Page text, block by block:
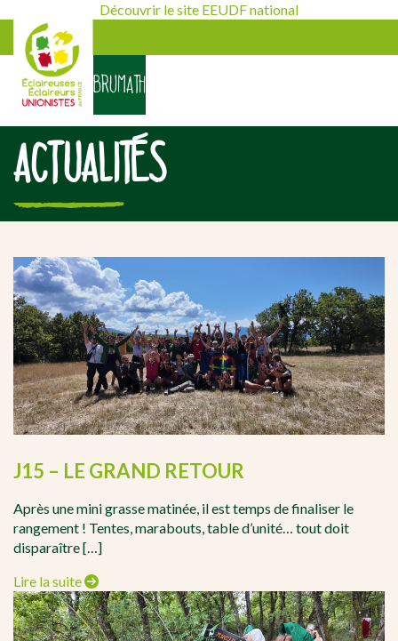
Découvrir le site EEUDF national
BRUMATH
ACTUALITÉS
J15 – LE GRAND RETOUR
Après une mini grasse matinée, il est temps de finaliser le
rangement ! Tentes, marabouts, table d’unité… tout doit
disparaître […]
Lire la suite